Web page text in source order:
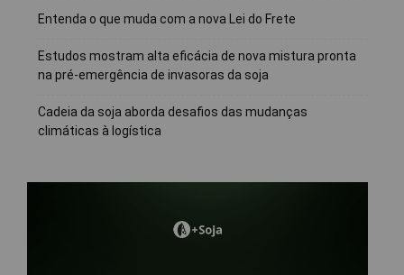
Entenda o que muda com a nova Lei do Frete
Estudos mostram alta eficácia de nova mistura pronta
na pré-emergência de invasoras da soja
Cadeia da soja aborda desafios das mudanças
climáticas à logística